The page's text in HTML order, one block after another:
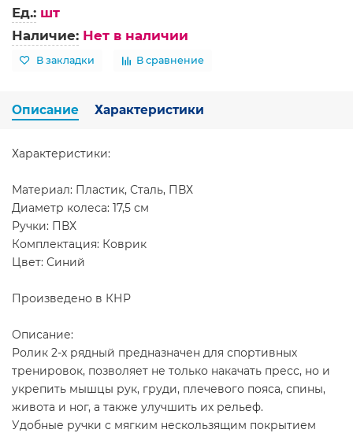
Ед.: шт
Наличие: Нет в наличии
В закладки В сравнение
Описание Характеристики
Характеристики:
Материал: Пластик, Сталь, ПВХ
Диаметр колеса: 17,5 см
Ручки: ПВХ
Комплектация: Коврик
Цвет: Синий
Произведено в КНР
Описание:
Ролик 2-х рядный предназначен для спортивных
тренировок, позволяет не только накачать пресс, но и
укрепить мышцы рук, груди, плечевого пояса, спины,
живота и ног, а также улучшить их рельеф.
Удобные ручки с мягким нескользящим покрытием